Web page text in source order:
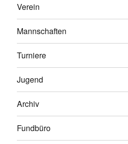
Verein
Mannschaften
Turniere
Jugend
Archiv
Fundbüro